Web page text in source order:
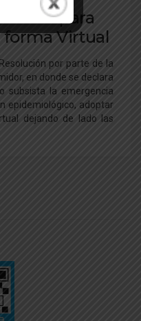
para
Virtual
por parte de la
en donde se declara
subsista la emergencia
epidemiológico, adoptar
dejando de lado las